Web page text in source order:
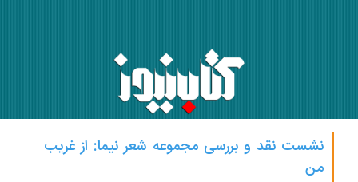
نشست نقد و بررسی مجموعه شعر نیما: از غریب
من